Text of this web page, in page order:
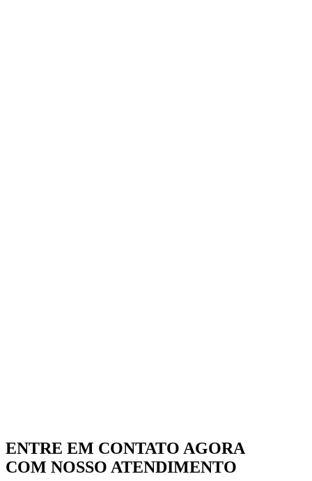
ENTRE EM CONTATO AGORA
COM NOSSO ATENDIMENTO